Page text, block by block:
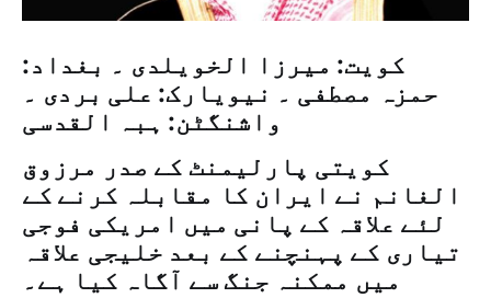
کویت: میرزا الخویلدی ۔ بغداد:
حمزہ مصطفی ۔ نیویارک: علی بردی ۔
واشنگٹن: ہبہ القدسی
کویتی پارلیمنٹ کے صدر مرزوق
الغانم نے ایران کا مقابلہ کرنے کے
لئے علاقہ کے پانی میں امریکی فوجی
تیاری کے پہنچنے کے بعد خلیجی علاقہ
میں ممکنہ جنگ سے آگاہ کیا ہے۔